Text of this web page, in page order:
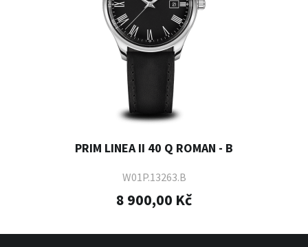
PRIM LINEA II 40 Q ROMAN - B
W01P.13263.B
8 900,00 Kč